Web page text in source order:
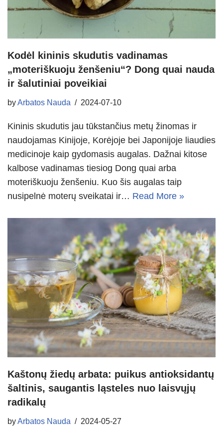
Kodėl kininis skudutis vadinamas
„moteriškuoju ženšeniu“? Dong quai nauda
ir šalutiniai poveikiai
byArbatos Nauda 2024-07-10
Kininis skudutis jau tūkstančius metų žinomas ir
naudojamas Kinijoje, Korėjoje bei Japonijoje liaudies
medicinoje kaip gydomasis augalas. Dažnai kitose
kalbose vadinamas tiesiog Dong quai arba
moteriškuoju ženšeniu. Kuo šis augalas taip
nusipelnė moterų sveikatai ir… Read More »
Kaštonų žiedų arbata: puikus antioksidantų
šaltinis, saugantis ląsteles nuo laisvųjų
radikalų
byArbatos Nauda 2024-05-27